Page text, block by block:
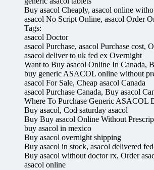
Buy asacol Cheaply, asacol online
asacol No Script Online, asacol Order
Tags:
asacol Doctor
asacol Purchase, asacol Purchase cost,
asacol deliver to uk fed ex Overnight
Want to Buy asacol Online In Canada,
buy generic ASACOL online without
asacol For Sale, Cheap asacol Canada
asacol Purchase Canada, Buy asacol
Where To Purchase Generic ASACOL
Buy asacol, Cod saturday asacol
Buy Buy asacol Online Without
buy asacol in mexico
Buy asacol overnight shipping
Buy asacol in stock, asacol delivered
Buy asacol without doctor rx, Order
asacol online